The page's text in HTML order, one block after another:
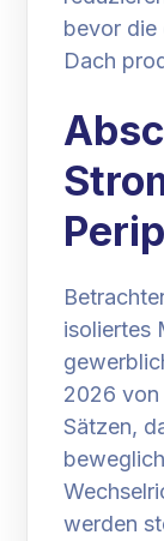
bevor die
Dach
isoliertes
2026 von
Sätzen,
werden